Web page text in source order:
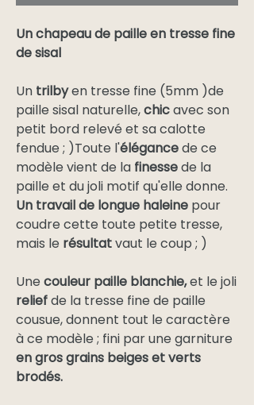
Un chapeau de paille en tresse fine
de sisal
Un trilbyen tresse fine (5mm )de
paille sisal naturelle,chicavec son
petit bord relevé et sa calotte
fendue ; )Toute l'élégancede ce
modèle vient de la finessede la
paille et du joli motif qu'elle donne.
Un travail de longue haleine pour
coudre cette toute petite tresse,
mais le résultatvaut le coup ; )
Une couleur paille blanchie,et le joli
reliefde la tresse fine de paille
cousue, donnent tout le caractère
à ce modèle ; fini par une garniture
en gros grains beiges et verts
brodés.